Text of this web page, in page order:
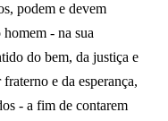
podem e devem
- na sua
do bem, da justiça e
e da esperança,
- a fim de contarem